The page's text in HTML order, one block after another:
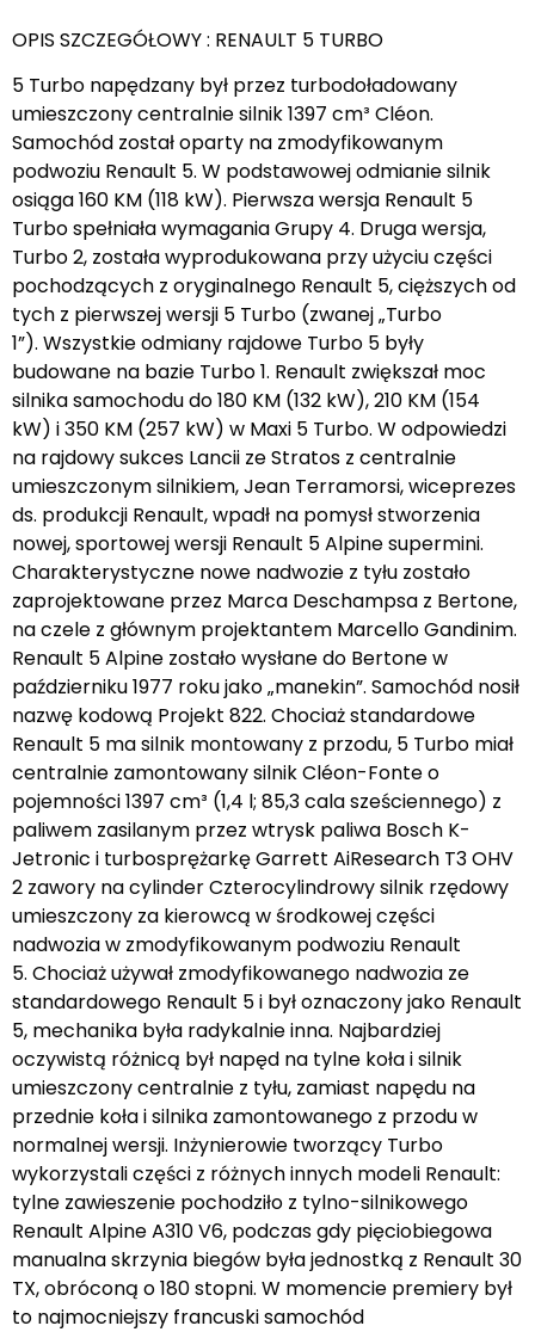
OPIS SZCZEGÓŁOWY : RENAULT 5 TURBO
5 Turbo napędzany był przez turbodoładowany
umieszczony centralnie silnik 1397 cm³ Cléon.
Samochód został oparty na zmodyfikowanym
podwoziu Renault 5. W podstawowej odmianie silnik
osiąga 160 KM (118 kW). Pierwsza wersja Renault 5
Turbo spełniała wymagania Grupy 4. Druga wersja,
Turbo 2, została wyprodukowana przy użyciu części
pochodzących z oryginalnego Renault 5, cięższych od
tych z pierwszej wersji 5 Turbo (zwanej „Turbo
1”). Wszystkie odmiany rajdowe Turbo 5 były
budowane na bazie Turbo 1. Renault zwiększał moc
silnika samochodu do 180 KM (132 kW), 210 KM (154
kW) i 350 KM (257 kW) w Maxi 5 Turbo. W odpowiedzi
na rajdowy sukces Lancii ze Stratos z centralnie
umieszczonym silnikiem, Jean Terramorsi, wiceprezes
ds. produkcji Renault, wpadł na pomysł stworzenia
nowej, sportowej wersji Renault 5 Alpine supermini.
Charakterystyczne nowe nadwozie z tyłu zostało
zaprojektowane przez Marca Deschampsa z Bertone,
na czele z głównym projektantem Marcello Gandinim.
Renault 5 Alpine zostało wysłane do Bertone w
październiku 1977 roku jako „manekin”. Samochód nosił
nazwę kodową Projekt 822. Chociaż standardowe
Renault 5 ma silnik montowany z przodu, 5 Turbo miał
centralnie zamontowany silnik Cléon-Fonte o
pojemności 1397 cm³ (1,4 l; 85,3 cala sześciennego) z
paliwem zasilanym przez wtrysk paliwa Bosch K-
Jetronic i turbosprężarkę Garrett AiResearch T3 OHV
2 zawory na cylinder Czterocylindrowy silnik rzędowy
umieszczony za kierowcą w środkowej części
nadwozia w zmodyfikowanym podwoziu Renault
5. Chociaż używał zmodyfikowanego nadwozia ze
standardowego Renault 5 i był oznaczony jako Renault
5, mechanika była radykalnie inna. Najbardziej
oczywistą różnicą był napęd na tylne koła i silnik
umieszczony centralnie z tyłu, zamiast napędu na
przednie koła i silnika zamontowanego z przodu w
normalnej wersji. Inżynierowie tworzący Turbo
wykorzystali części z różnych innych modeli Renault:
tylne zawieszenie pochodziło z tylno-silnikowego
Renault Alpine A310 V6, podczas gdy pięciobiegowa
manualna skrzynia biegów była jednostką z Renault 30
TX, obróconą o 180 stopni. W momencie premiery był
to najmocniejszy francuski samochód